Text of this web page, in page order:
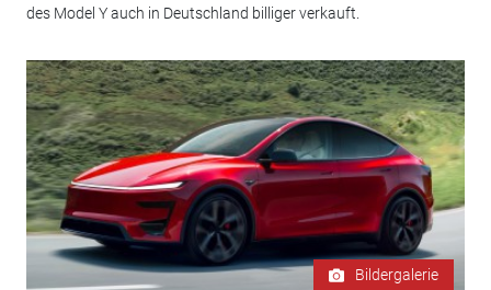
des Model Y auch in Deutschland billiger verkauft.
Bildergalerie